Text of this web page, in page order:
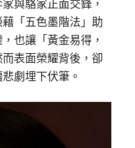
與駱家正面交鋒，
「五色墨階法」助
也讓「黃金易得，
表面榮耀背後，卻
劇埋下伏筆。